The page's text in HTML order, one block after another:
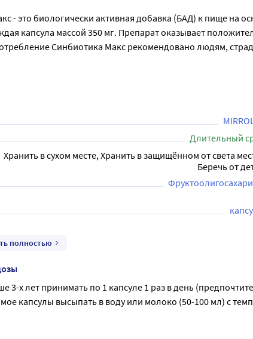
- это биологически активная добавка (БАД) к пище на
капсула массой 350 мг. Препарат оказывает
Синбиотика Макс рекомендовано людям,
Также препарат эффективен в улучшении
Длительный
Хранить в сухом месте, Хранить в защищённом от света
Беречь от
полностью
3-х лет принимать по 1 капсуле 1 раз в день
капсулы высыпать в воду или молоко (50-100 мл) с